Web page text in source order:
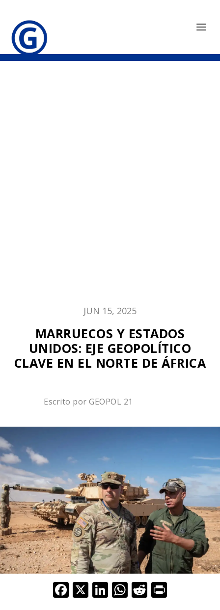
JUN 15, 2025
MARRUECOS Y ESTADOS
UNIDOS: EJE GEOPOLÍTICO
CLAVE EN EL NORTE DE ÁFRICA
Escrito por GEOPOL 21
F X Li W R